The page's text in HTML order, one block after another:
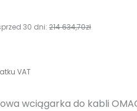
30 dni:214 634,70zł
VAT
wciągarka do kabli